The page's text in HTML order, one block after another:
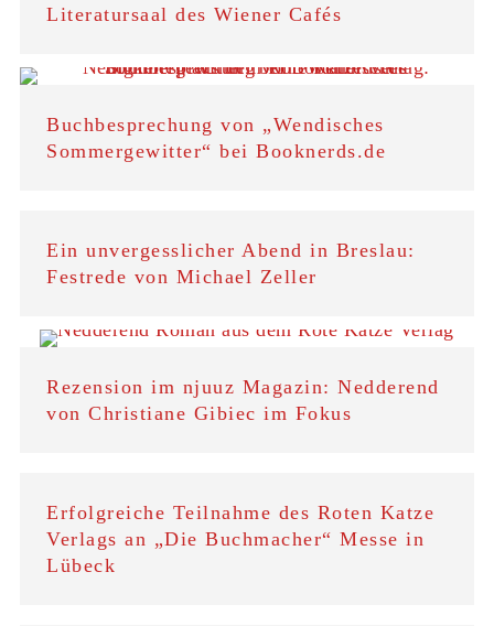
Literatursaal des Wiener Cafés
Buchbesprechung von „Wendisches
Sommergewitter“ bei Booknerds.de
Ein unvergesslicher Abend in Breslau:
Festrede von Michael Zeller
Rezension im njuuz Magazin: Nedderend
von Christiane Gibiec im Fokus
Erfolgreiche Teilnahme des Roten Katze
Verlags an „Die Buchmacher“ Messe in
Lübeck